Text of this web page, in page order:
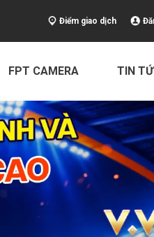
Điểm giao dịch
FPT CAMERA TIN